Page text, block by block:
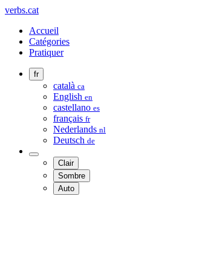
verbs.cat
Accueil
Catégories
Pratiquer
fr
català ca
English en
castellano es
français fr
Nederlands nl
Deutsch de
Clair
Sombre
Auto